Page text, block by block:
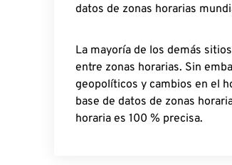
datos de zonas horarias
La mayoría de los demás
entre zonas horarias. Sin
geopolíticos y cambios en el
base de datos de zonas
horaria es 100 % precisa.